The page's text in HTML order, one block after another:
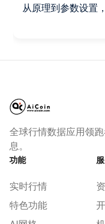
从原理到参数设置
全球行情数据应用领
息。
功能
实时行情
特色功能